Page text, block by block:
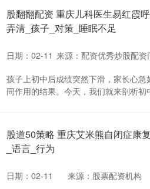
股翻翻配资 重庆儿科医生易红霞
弄清_孩子_对策_睡眠不足
日期：02-11 来源：配资优秀炒股配资
孩子上初中后成绩突然下滑，家长心
同作用的结果。今天，我们就来剖析
股道50策略 重庆艾米熊自闭症康
_语言_行为
日期：02-11 来源：股票配资机构